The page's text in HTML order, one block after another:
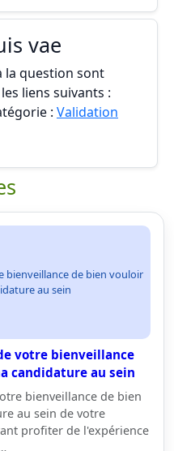
vae
la question sont
liens suivants :
: Validation
bienveillance de bien vouloir
au sein
votre bienveillance
candidature au sein
bienveillance de bien
au sein de votre
profiter de l'expérience